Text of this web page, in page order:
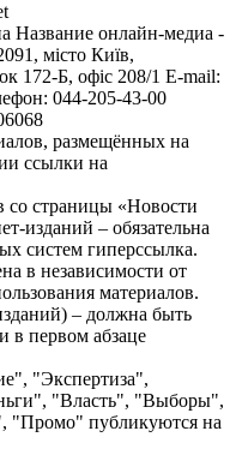
Название онлайн-медиа -
місто Київ,
Б, офіс 208/1 E-mail:
044-205-43-00
размещённых на
ссылки на
со страницы «Новости
изданий – обязательна
систем гиперссылка.
в независимости от
материалов.
– должна быть
в первом абзаце
"Экспертиза",
"Власть", "Выборы",
"Промо" публикуются на